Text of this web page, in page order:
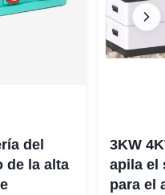
del
de la alta
3KW
apila el
para el